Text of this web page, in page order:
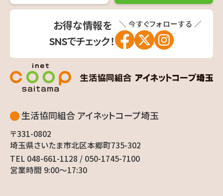
＼ 今すぐフォローする ／
お得な情報を
SNSでチェック！
生活協同組合 アイネットコープ埼玉
〒331-0802
埼玉県さいたま市北区本郷町735-302
TEL 048-661-1128 / 050-1745-7100
営業時間 9:00〜17:30